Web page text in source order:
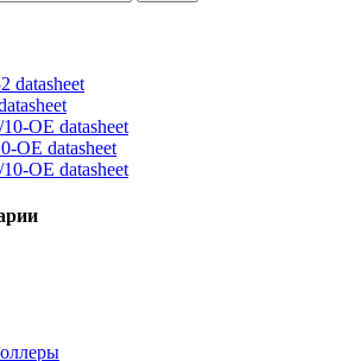
datasheet
OE datasheet
OE datasheet
OE datasheet